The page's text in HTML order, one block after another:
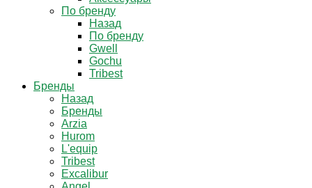
По бренду
Назад
По бренду
Gwell
Gochu
Tribest
Бренды
Назад
Бренды
Arzia
Hurom
L'equip
Tribest
Excalibur